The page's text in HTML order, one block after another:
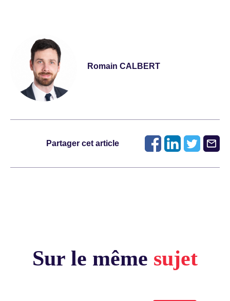
Romain CALBERT
Partager cet article
Sur le même sujet